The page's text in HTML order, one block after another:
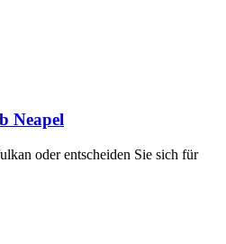
Neapel
oder entscheiden Sie sich für